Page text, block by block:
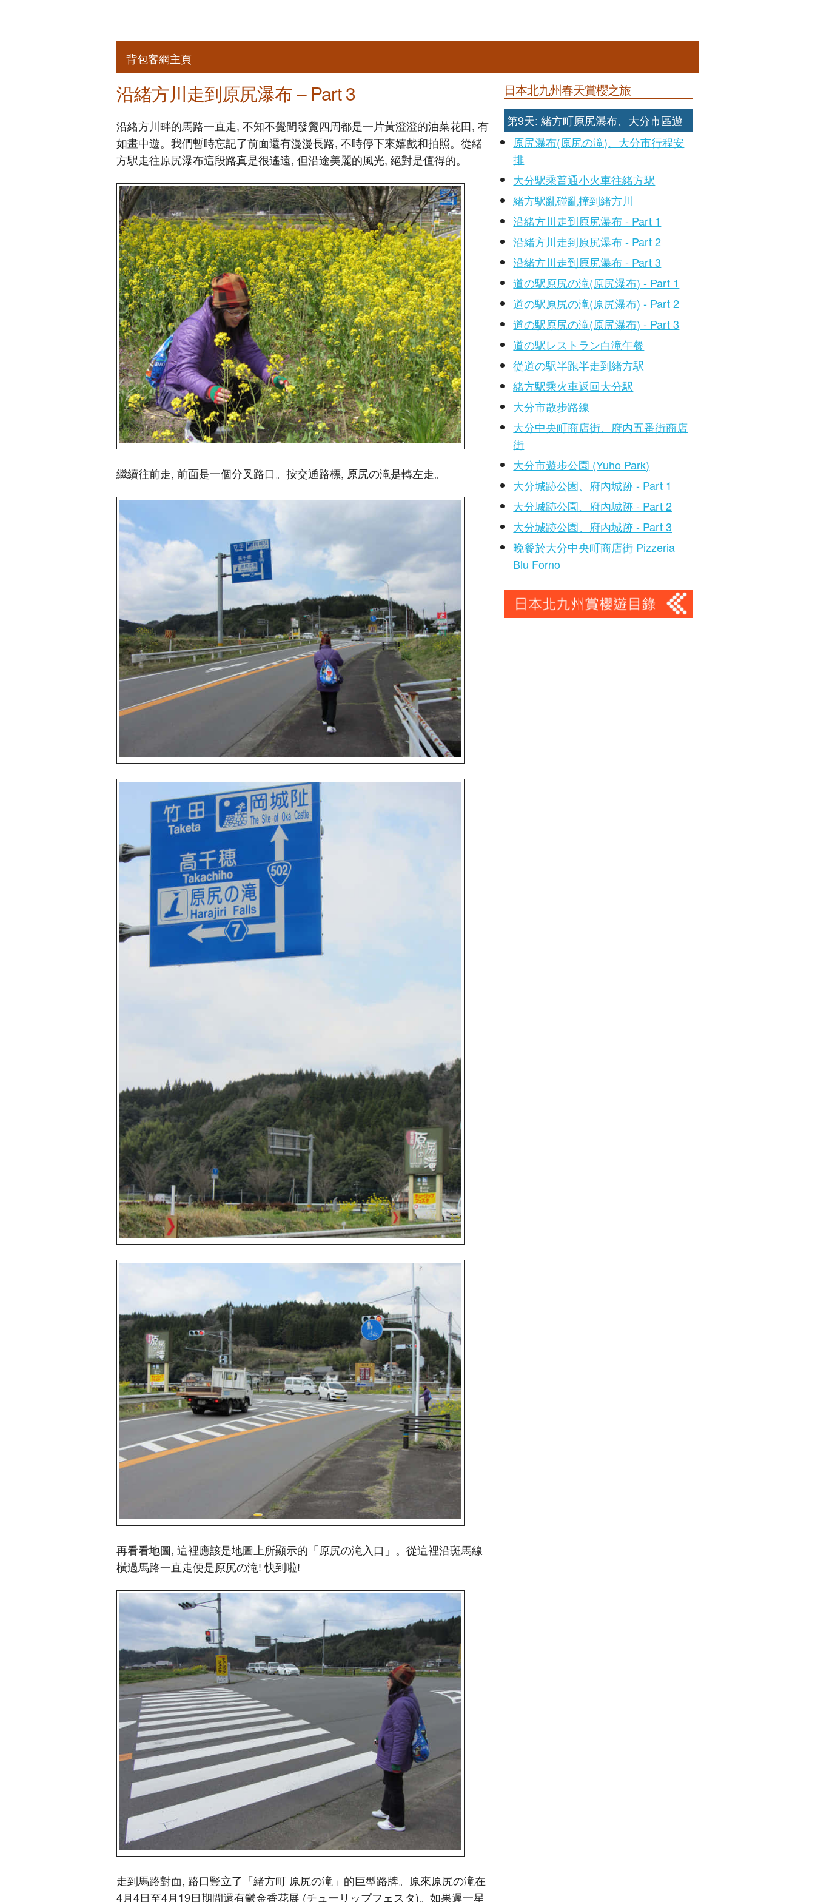
背包客網主頁
沿緒方川走到原尻瀑布 – Part 3
沿緒方川畔的馬路一直走, 不知不覺間發覺四周都是一片黃澄澄的油菜花田, 有
如畫中遊。我們暫時忘記了前面還有漫漫長路, 不時停下來嬉戲和拍照。從緒
方駅走往原尻瀑布這段路真是很遙遠, 但沿途美麗的風光, 絕對是值得的。
繼續往前走, 前面是一個分叉路口。按交通路標, 原尻の滝是轉左走。
再看看地圖, 這裡應該是地圖上所顯示的「原尻の滝入口」。從這裡沿斑馬線
橫過馬路一直走便是原尻の滝! 快到啦!
走到馬路對面, 路口豎立了「緒方町 原尻の滝」的巨型路牌。原來原尻の滝在
4月4日至4月19日期間還有鬱金香花展 (チューリップフェスタ)。如果遲一星
日本北九州春天賞櫻之旅
第9天: 緒方町原尻瀑布、大分市區遊
原尻瀑布(原尻の滝)、大分市行程安
排
大分駅乘普通小火車往緒方駅
緒方駅亂碰亂撞到緒方川
沿緒方川走到原尻瀑布 - Part 1
沿緒方川走到原尻瀑布 - Part 2
沿緒方川走到原尻瀑布 - Part 3
道の駅原尻の滝(原尻瀑布) - Part 1
道の駅原尻の滝(原尻瀑布) - Part 2
道の駅原尻の滝(原尻瀑布) - Part 3
道の駅レストラン白滝午餐
從道の駅半跑半走到緒方駅
緒方駅乘火車返回大分駅
大分市散步路線
大分中央町商店街、府内五番街商店
街
大分市遊步公園 (Yuho Park)
大分城跡公園、府內城跡 - Part 1
大分城跡公園、府內城跡 - Part 2
大分城跡公園、府內城跡 - Part 3
晚餐於大分中央町商店街 Pizzeria
Blu Forno